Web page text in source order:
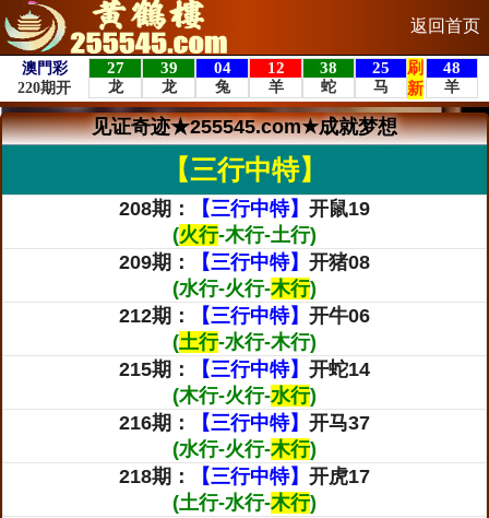
返回首页
见证奇迹★255545.com★成就梦想
【三行中特】
208期： 【三行中特】 开鼠19
(火行-木行-土行)
209期：
【三行中特】 开猪08
(水行-火行-木行)
212期：
【三行中特】 开牛06
(土行-水行-木行)
215期：
【三行中特】 开蛇14
(木行-火行-水行)
216期：
【三行中特】 开马37
(水行-火行-木行)
218期：
【三行中特】 开虎17
(土行-水行-木行)